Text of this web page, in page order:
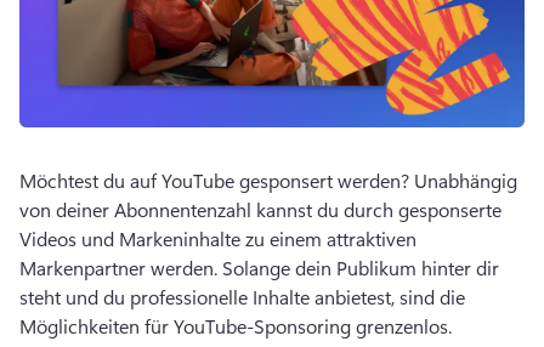
Möchtest du auf YouTube gesponsert werden? Unabhängig
von deiner Abonnentenzahl kannst du durch gesponserte
Videos und Markeninhalte zu einem attraktiven
Markenpartner werden. Solange dein Publikum hinter dir
steht und du professionelle Inhalte anbietest, sind die
Möglichkeiten für YouTube-Sponsoring grenzenlos.